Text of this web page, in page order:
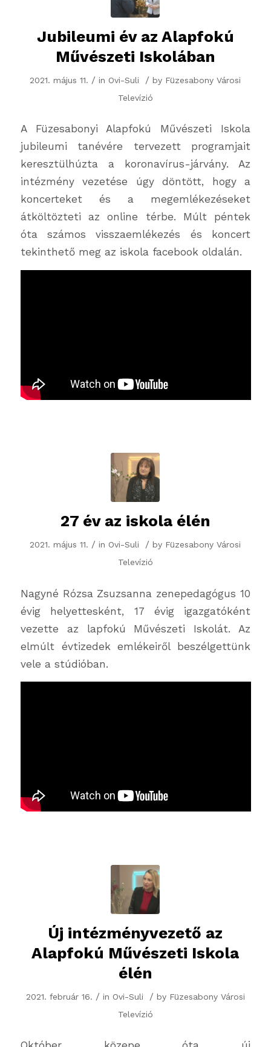
Jubileumi év az Alapfokú
Művészeti Iskolában
2021. május 11. / in Ovi-Suli / by Füzesabony Városi
Televízió
A Füzesabonyi Alapfokú Művészeti Iskola
jubileumi tanévére tervezett programjait
keresztülhúzta a koronavírus-járvány. Az
intézmény vezetése úgy döntött, hogy a
koncerteket és a megemlékezéseket
átköltözteti az online térbe. Múlt péntek
óta számos visszaemlékezés és koncert
tekinthető meg az iskola facebook oldalán.
27 év az iskola élén
2021. május 11. / in Ovi-Suli / by Füzesabony Városi
Televízió
Nagyné Rózsa Zsuzsanna zenepedagógus 10
évig helyettesként, 17 évig igazgatóként
vezette az lapfokú Művészeti Iskolát. Az
elmúlt évtizedek emlékeiről beszélgettünk
vele a stúdióban.
Új intézményvezető az
Alapfokú Művészeti Iskola
élén
2021. február 16. / in Ovi-Suli / by Füzesabony Városi
Televízió